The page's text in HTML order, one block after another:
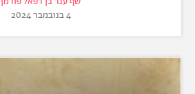
4 בנובמבר 2024